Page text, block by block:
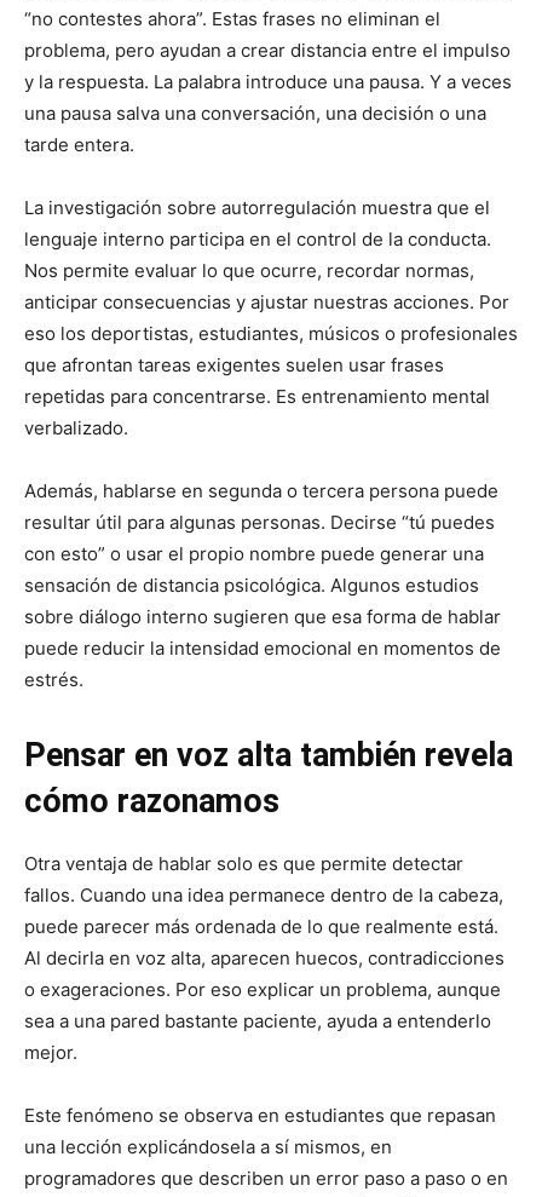
“no contestes ahora”. Estas frases no eliminan el
problema, pero ayudan a crear distancia entre el impulso
y la respuesta. La palabra introduce una pausa. Y a veces
una pausa salva una conversación, una decisión o una
tarde entera.
La investigación sobre autorregulación muestra que el
lenguaje interno participa en el control de la conducta.
Nos permite evaluar lo que ocurre, recordar normas,
anticipar consecuencias y ajustar nuestras acciones. Por
eso los deportistas, estudiantes, músicos o profesionales
que afrontan tareas exigentes suelen usar frases
repetidas para concentrarse. Es entrenamiento mental
verbalizado.
Además, hablarse en segunda o tercera persona puede
resultar útil para algunas personas. Decirse “tú puedes
con esto” o usar el propio nombre puede generar una
sensación de distancia psicológica. Algunos estudios
sobre diálogo interno sugieren que esa forma de hablar
puede reducir la intensidad emocional en momentos de
estrés.
Pensar en voz alta también revela
cómo razonamos
Otra ventaja de hablar solo es que permite detectar
fallos. Cuando una idea permanece dentro de la cabeza,
puede parecer más ordenada de lo que realmente está.
Al decirla en voz alta, aparecen huecos, contradicciones
o exageraciones. Por eso explicar un problema, aunque
sea a una pared bastante paciente, ayuda a entenderlo
mejor.
Este fenómeno se observa en estudiantes que repasan
una lección explicándosela a sí mismos, en
programadores que describen un error paso a paso o en